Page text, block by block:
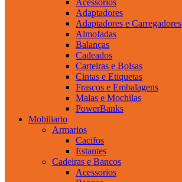
Adaptadores
Adaptadores e Carregadores
Almofadas
Balanças
Cadeados
Carteiras e Bolsas
Cintas e Etiquetas
Frascos e Embalagens
Malas e Mochilas
PowerBanks
Mobiliario
Armarios
Cacifos
Estantes
Cadeiras e Bancos
Acessorios